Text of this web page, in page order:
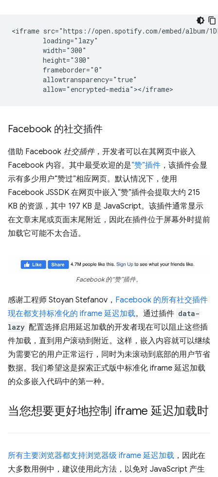
<iframe src="https://open.spotify.com/embed/album/
        loading="lazy"
        width="300"
        height="380"
        frameborder="0"
        allowtransparency="true"
Facebook 的社交插件
借助 Facebook 社交插件，开发者可以在其网页中嵌入
Facebook 内容。其中最受欢迎的是“赞”插件 ，该插件会显
示有多少用户“赞过”相应网页。默认情况下，使用
Facebook JSSDK 在网页中嵌入“赞”插件会提取大约 215
KB 的资源，其中 197 KB 是 JavaScript。该插件通常显示
在文章末尾或页面末尾附近，因此在插件位于屏幕外时提前
加载它可能不太合适。
Facebook 的“赞”插件。
感谢工程师 Stoyan Stefanov， Facebook 的所有社交插件
现在都支持标准化的 iframe 延迟加载。通过插件 data-
lazy 配置选择启用延迟加载的开发者现在可以阻止这些插
件加载，直到用户滚动到附近。这样，嵌入内容就可以继续
为需要它的用户正常运行，同时为未滚动到底部的用户节省
数据。我们希望这是探索正式版中标准化 iframe 延迟加载
的众多嵌入代码中的第一种。
当您想要更好地控制 iframe 延迟加载时
所有主要浏览器都支持浏览器级 iframe 延迟加载 ，因此在
大多数用例中，建议使用此方法，以免对 JavaScript 产生